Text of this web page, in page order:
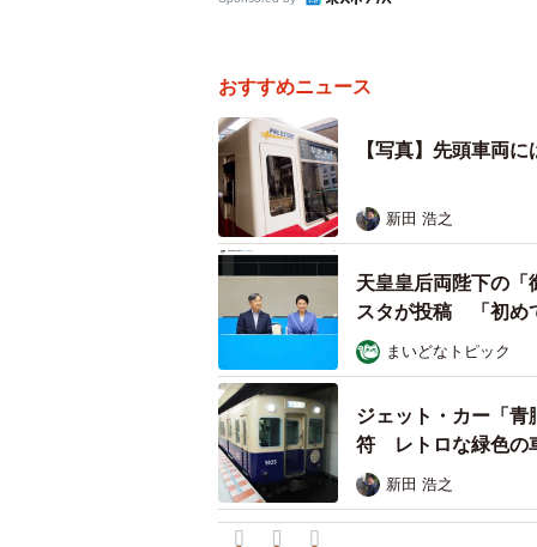
おすすめニュース
【写真】先頭車両
新田 浩之
天皇皇后両陛下の
スタが投稿 「初め
まいどなトピック
ジェット・カー「
符 レトロな緑色の
新田 浩之